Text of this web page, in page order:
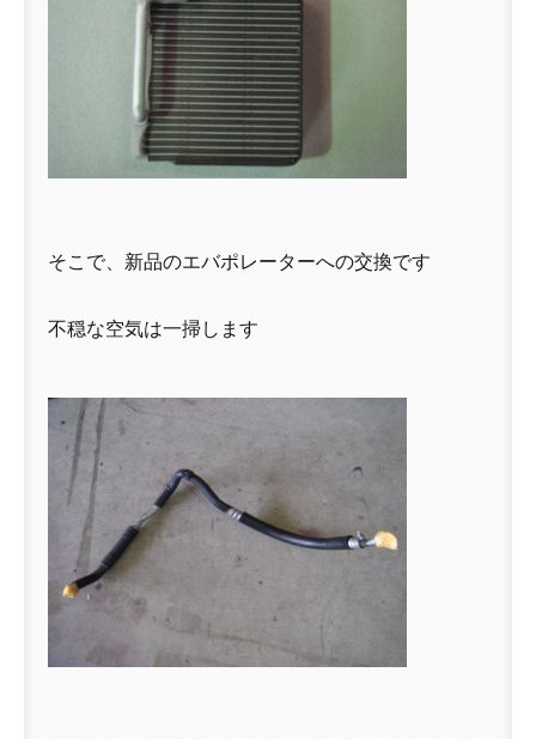
そこで、新品のエバポレーターへの交換です
不穏な空気は一掃します